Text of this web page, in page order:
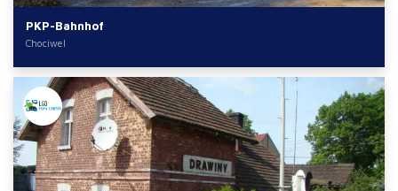
PKP-Bahnhof
Chociwel